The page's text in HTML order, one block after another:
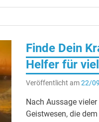
Finde Dein
Helfer für
Veröffentlicht am22/
Nach Aussage
Geistwesen, die